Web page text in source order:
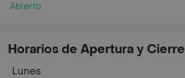
Abierto
Horarios de Apertura y Cierre
Lunes